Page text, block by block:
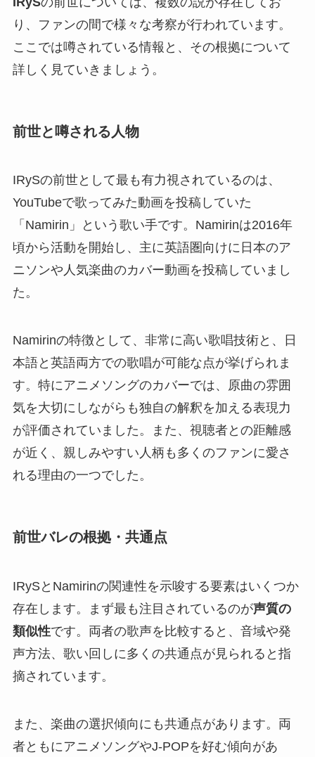
り、ファンの間で様々な考察が行われています。
ここでは噂されている情報と、その根拠について
詳しく見ていきましょう。
前世と噂される人物
IRySの前世として最も有力視されているのは、
YouTubeで歌ってみた動画を投稿していた
「Namirin」という歌い手です。Namirinは2016年
頃から活動を開始し、主に英語圏向けに日本のア
ニソンや人気楽曲のカバー動画を投稿していまし
た。
Namirinの特徴として、非常に高い歌唱技術と、日
本語と英語両方での歌唱が可能な点が挙げられま
す。特にアニメソングのカバーでは、原曲の雰囲
気を大切にしながらも独自の解釈を加える表現力
が評価されていました。また、視聴者との距離感
が近く、親しみやすい人柄も多くのファンに愛さ
れる理由の一つでした。
前世バレの根拠・共通点
IRySとNamirinの関連性を示唆する要素はいくつか
存在します。まず最も注目されているのが声質の
類似性です。両者の歌声を比較すると、音域や発
声方法、歌い回しに多くの共通点が見られると指
摘されています。
また、楽曲の選択傾向にも共通点があります。両
者ともにアニメソングやJ-POPを好む傾向があ